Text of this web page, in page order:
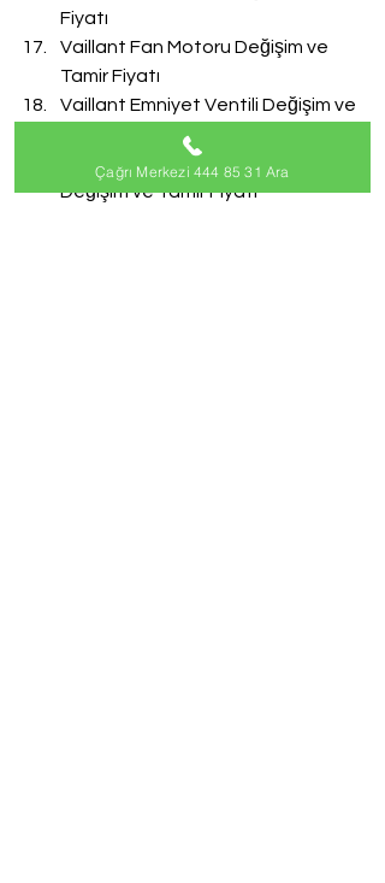
Fiyatı
Vaillant Fan Motoru Değişim ve
Tamir Fiyatı
Vaillant Emniyet Ventili Değişim ve
Vaillant Doldurma Musluğu
Değişim ve Tamir Fiyatı
Çağrı Merkezi 444 85 31 Ara